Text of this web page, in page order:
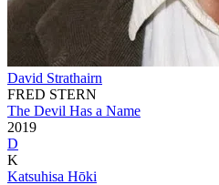
David Strathairn
FRED STERN
The Devil Has a Name
2019
D
K
Katsuhisa Hōki